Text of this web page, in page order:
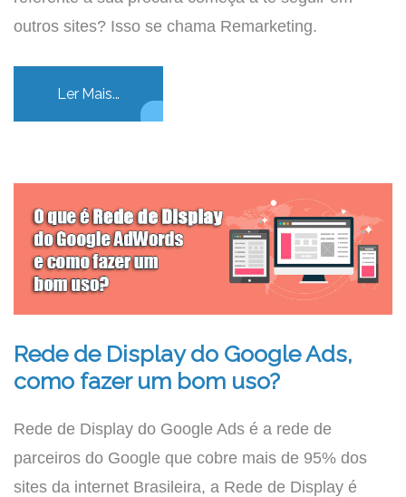
outros sites? Isso se chama Remarketing.
Ler Mais...
Rede de Display do Google Ads,
como fazer um bom uso?
Rede de Display do Google Ads é a rede de
parceiros do Google que cobre mais de 95% dos
sites da internet Brasileira, a Rede de Display é